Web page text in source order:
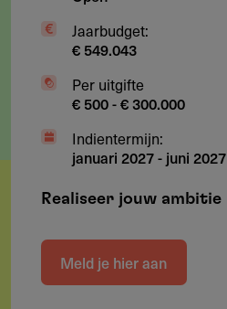
Jaarbudget:
€ 549.043
Per uitgifte
€ 500 - € 300.000
Indientermijn:
januari 2027- juni 2027
Realiseer jouw ambitie
Meld je hier aan